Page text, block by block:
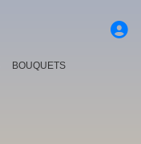
BOUQUETS